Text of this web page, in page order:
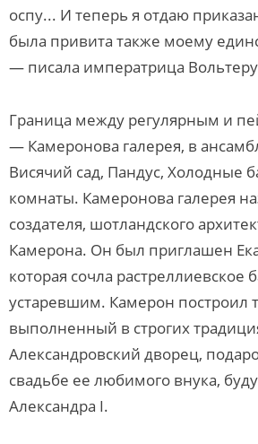
оспу... И теперь я отдаю
была привита также моему
— писала императрица
Граница между регулярным и
— Камеронова галерея, в
Висячий сад, Пандус, Холодные
комнаты. Камеронова галерея
создателя, шотландского
Камерона. Он был приглашен
которая сочла растреллиевское
устаревшим. Камерон построил
выполненный в строгих
Александровский дворец,
свадьбе ее любимого внука,
Александра I.